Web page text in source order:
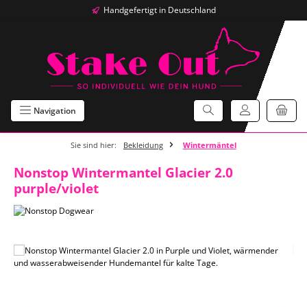
Zum Hauptinhalt springenHandgefertigt in Deutschland
Navigation
Sie sind hier: Bekleidung Wintermäntel
Nonstop Wintermantel Glacier 2.0
purple/violet
Bildergalerie überspringen